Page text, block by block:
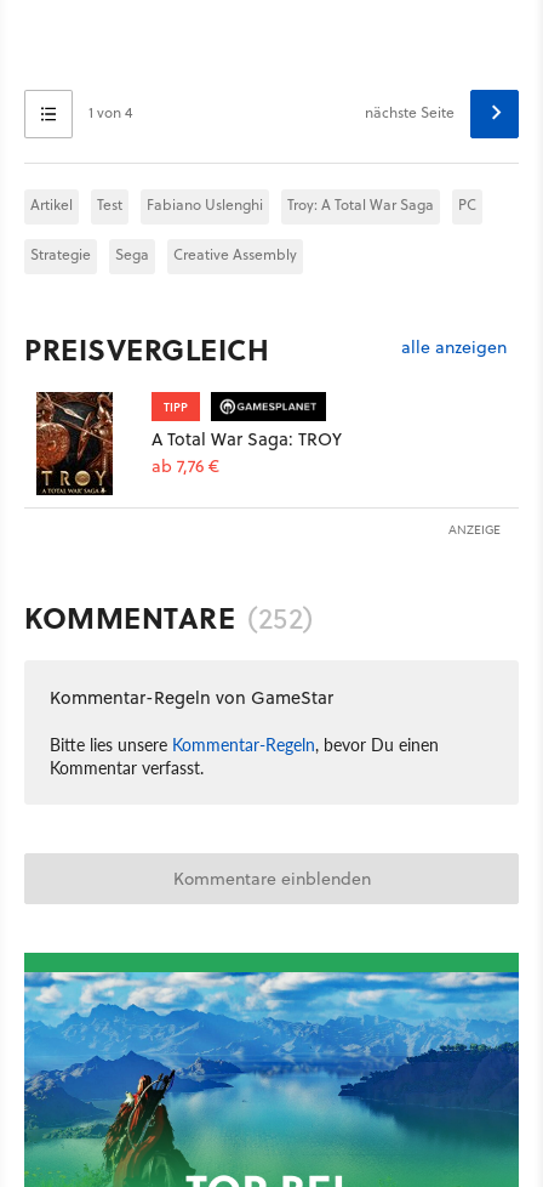
1 von 4 nächste Seite
Artikel Test Fabiano Uslenghi Troy: A Total War Saga PC
Strategie Sega Creative Assembly
PREISVERGLEICH alle anzeigen
TIPP
A Total War Saga: TROY
ab 7,76 €
ANZEIGE
KOMMENTARE (252)
Kommentar-Regeln von GameStar
Bitte lies unsere Kommentar-Regeln, bevor Du einen
Kommentar verfasst.
Kommentare einblenden